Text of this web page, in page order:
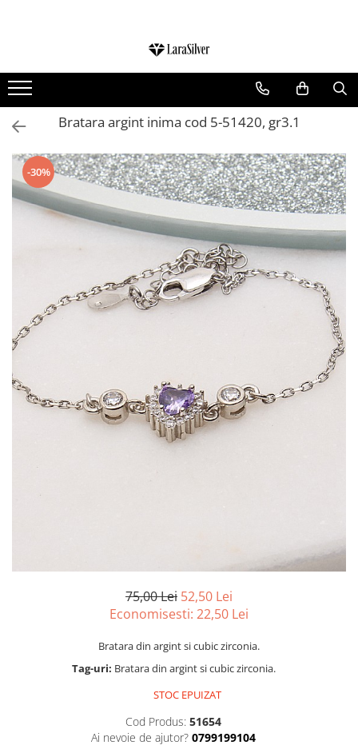
CERCEI ARGINT
BRATARI ARGINT
COLIERE ARGINT
LANTISOARE ARGINT
CRUCIULITE SI ICONITE ARGINT
PANDANTIVE ARGINT
BIJUTERII ARGINT PENTRU COPII
BIJUTERII ARGINT PENTRU BARBATI
INELE ARGINT
marimea 47
marimea 48
marimea 61
Bratara argint inima cod 5-51420, gr3.1
-30%
75,00 Lei 52,50 Lei
Economisesti: 22,50 Lei
Bratara din argint si cubic zirconia.
Tag-uri: Bratara din argint si cubic zirconia.
STOC EPUIZAT
Cod Produs: 51654
Ai nevoie de ajutor? 0799199104